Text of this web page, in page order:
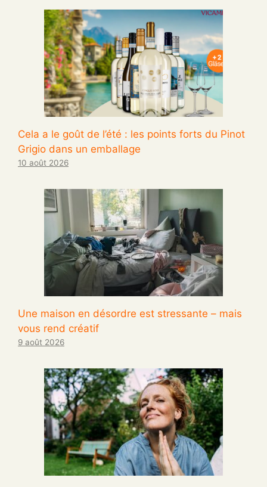
Cela a le goût de l’été : les points forts du Pinot
Grigio dans un emballage
10 août 2026
Une maison en désordre est stressante – mais
vous rend créatif
9 août 2026